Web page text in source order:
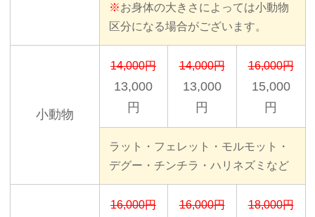
※お身体の大きさによっては小動物
区分になる場合がございます。
小動物
14,000円
13,000
円
14,000円
13,000
円
16,000円
15,000
円
ラット・フェレット・モルモット・
デグー・チンチラ・ハリネズミなど
16,000円 16,000円 18,000円